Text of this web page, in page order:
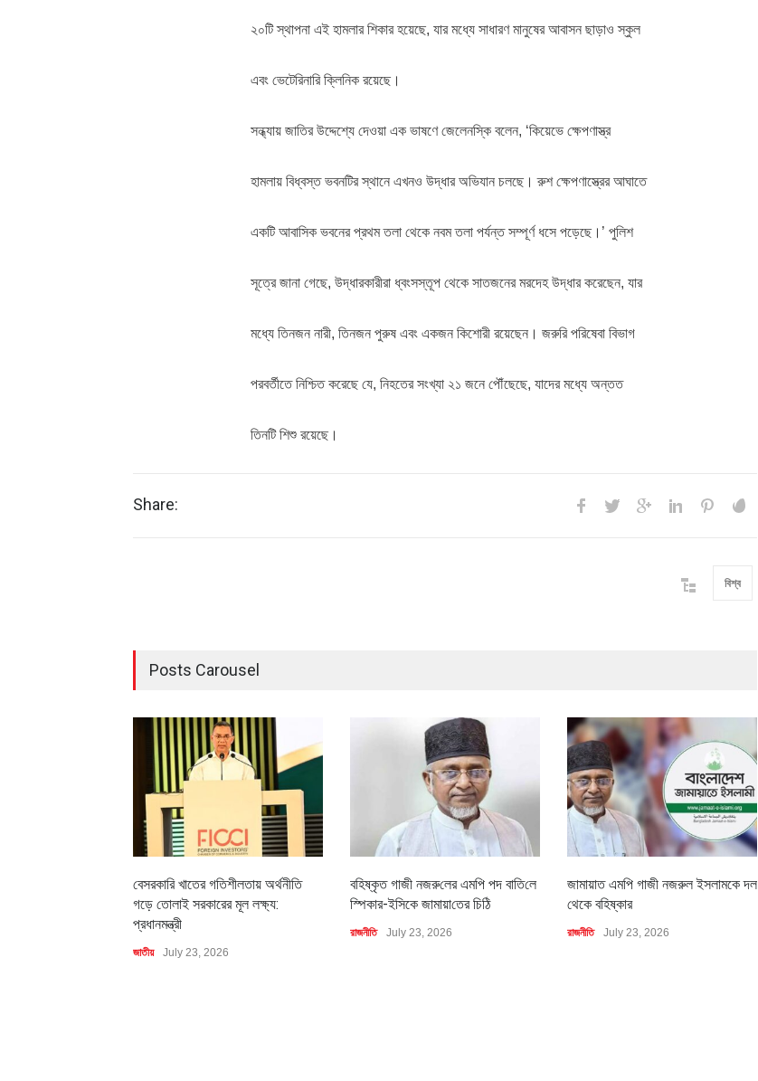
২০টি স্থাপনা এই হামলার শিকার হয়েছে, যার মধ্যে সাধারণ মানুষের আবাসন ছাড়াও স্কুল
এবং ভেটেরিনারি ক্লিনিক রয়েছে।
সন্ধ্যায় জাতির উদ্দেশ্যে দেওয়া এক ভাষণে জেলেনস্কি বলেন, ‘কিয়েভে ক্ষেপণাস্ত্র
হামলায় বিধ্বস্ত ভবনটির স্থানে এখনও উদ্ধার অভিযান চলছে। রুশ ক্ষেপণাস্ত্রের আঘাতে
একটি আবাসিক ভবনের প্রথম তলা থেকে নবম তলা পর্যন্ত সম্পূর্ণ ধসে পড়েছে।’ পুলিশ
সূত্রে জানা গেছে, উদ্ধারকারীরা ধ্বংসস্তূপ থেকে সাতজনের মরদেহ উদ্ধার করেছেন, যার
মধ্যে তিনজন নারী, তিনজন পুরুষ এবং একজন কিশোরী রয়েছেন। জরুরি পরিষেবা বিভাগ
পরবর্তীতে নিশ্চিত করেছে যে, নিহতের সংখ্যা ২১ জনে পৌঁছেছে, যাদের মধ্যে অন্তত
তিনটি শিশু রয়েছে।
Share:
বিশ্ব
Posts Carousel
বেসরকারি খাতের গতিশীলতায় অর্থনীতি
গড়ে তোলাই সরকারের মূল লক্ষ্য:
প্রধানমন্ত্রী
জাতীয় July 23, 2026
বহিষ্কৃত গাজী নজরু‌লের এম‌পি পদ বা‌তি‌লে
স্পিকার-ইসিকে জামায়া‌তের চি‌ঠি
রাজনীতি July 23, 2026
জামায়াত এমপি গাজী নজরুল ইসলামকে দল
থেকে বহিষ্কার
রাজনীতি July 23, 2026